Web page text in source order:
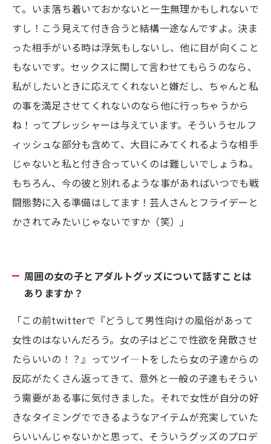
て。いま落ち着いておかないと一生無理かもしれないで
すし！こう見えて付き合うと結構一途なんですよ。決ま
った相手がいる時は浮気もしないし、他に目が向くこと
もないです。セックスに関して言わせてもらうのなら、
私がしたいときに応えてくれないと嫌だし、ちゃんと私
の事を満足させてくれないのなら他に行っちゃうから
ね！ってプレッシャーは与えています。そういうセルフ
ィッシュな部分も含めて、大目にみてくれるような相手
じゃないと私と付き合っていくのは難しいでしょうね。
もちろん、今の彼と別れるような事があればいつでも戦
闘態勢に入る準備はしてます！芸人さんとフライデーと
かされてみたいじゃないですか（笑）」
周囲の女の子とアダルトグッズについて話すことは
ありますか？
「この前twitterで『どうして男性向けの風俗があって
女性のはないんだろう。女の子はどこで性欲を発散させ
たらいいの！？』ってツイ―トをしたら女の子達からの
反応がたくさん返ってきて、意外と一般の子達もそうい
う需要がある事に気付きました。それで女性が自分の好
きなタイミングでできるようなアイテムが充実していた
らいいんじゃないかと思って、そういうグッズのプロデ